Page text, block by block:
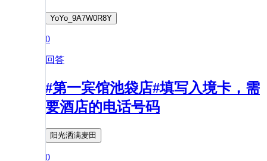
YoYo_9A7W0R8Y
0
回答
#第一宾馆池袋店#填写入境卡，需
要酒店的电话号码
阳光洒满麦田
0